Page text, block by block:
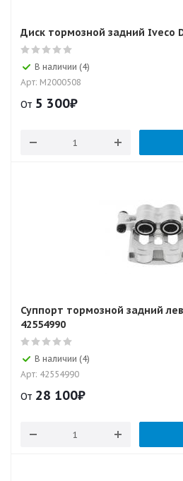
Диск тормозной задний Iveco
В наличии (4)
Арт: M2000508
От 5 300₽
Суппорт тормозной задний
42554990
В наличии (4)
Арт: 42554990
От 28 100₽